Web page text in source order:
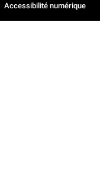
Accessibilité numérique